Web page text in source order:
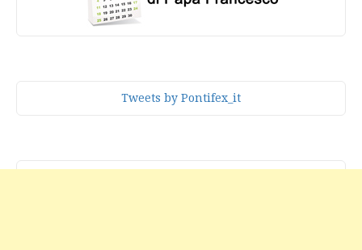
Tweets by Pontifex_it